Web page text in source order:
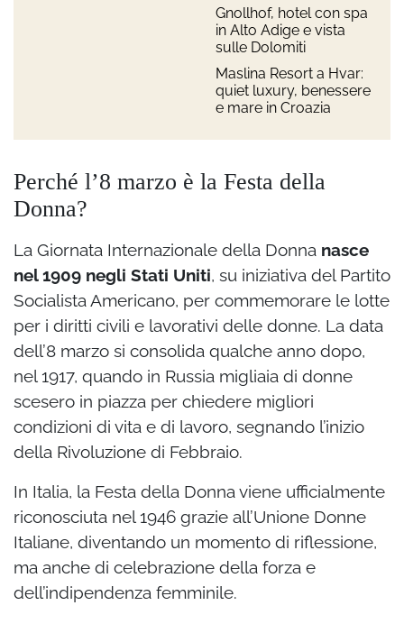
Gnollhof, hotel con spa
in Alto Adige e vista
sulle Dolomiti
Maslina Resort a Hvar:
quiet luxury, benessere
e mare in Croazia
Perché l’8 marzo è la Festa della
Donna?
La Giornata Internazionale della Donna nasce
nel 1909 negli Stati Uniti, su iniziativa del Partito
Socialista Americano, per commemorare le lotte
per i diritti civili e lavorativi delle donne. La data
dell’8 marzo si consolida qualche anno dopo,
nel 1917, quando in Russia migliaia di donne
scesero in piazza per chiedere migliori
condizioni di vita e di lavoro, segnando l’inizio
della Rivoluzione di Febbraio.
In Italia, la Festa della Donna viene ufficialmente
riconosciuta nel 1946 grazie all’Unione Donne
Italiane, diventando un momento di riflessione,
ma anche di celebrazione della forza e
dell’indipendenza femminile.